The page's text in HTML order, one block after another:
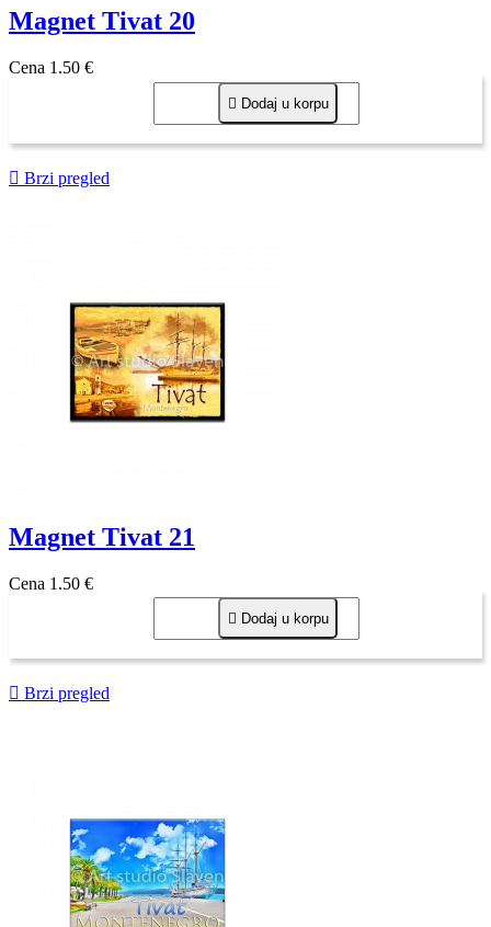
Magnet Tivat 20
Cena 1,50 €
 Dodaj u korpu
 Brzi pregled
Magnet Tivat 21
Cena 1,50 €
 Dodaj u korpu
 Brzi pregled